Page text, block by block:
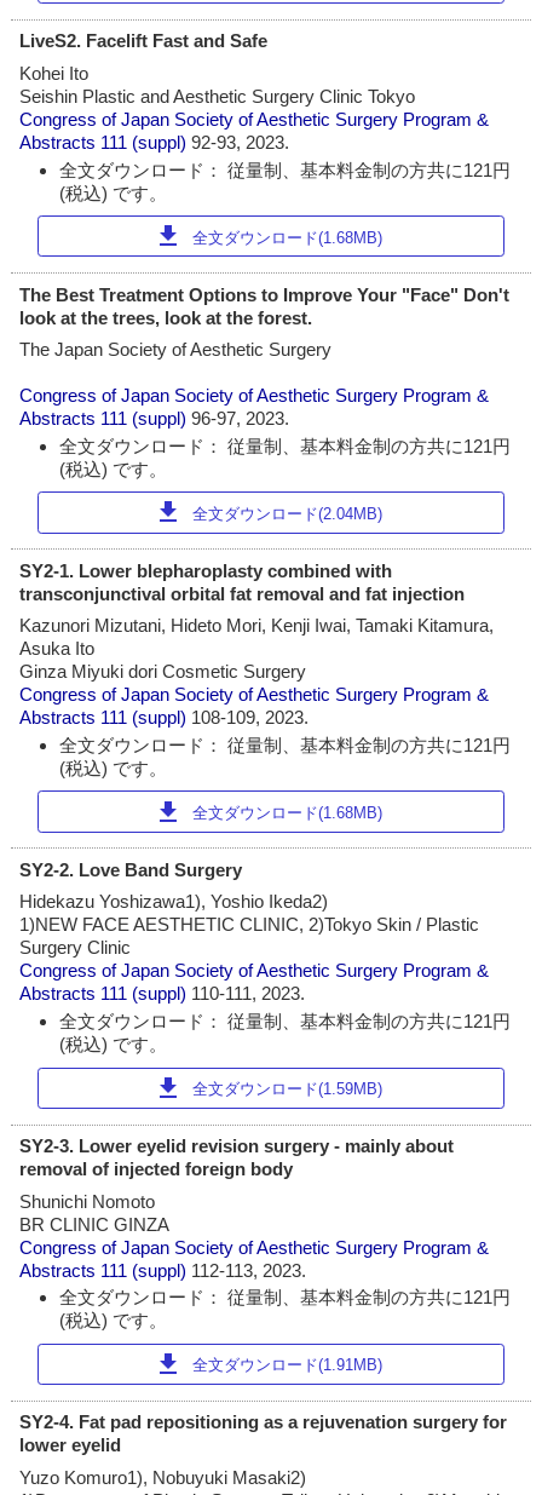
LiveS2. Facelift Fast and Safe
Kohei Ito
Seishin Plastic and Aesthetic Surgery Clinic Tokyo
Congress of Japan Society of Aesthetic Surgery Program &
Abstracts 111 (suppl)92-93, 2023.
全文ダウンロード： 従量制、基本料金制の方共に121円
(税込) です。
download 全文ダウンロード(1.68MB)
The Best Treatment Options to Improve Your "Face" Don't
look at the trees, look at the forest.
The Japan Society of Aesthetic Surgery
Congress of Japan Society of Aesthetic Surgery Program &
Abstracts 111 (suppl)96-97, 2023.
全文ダウンロード： 従量制、基本料金制の方共に121円
(税込) です。
download 全文ダウンロード(2.04MB)
SY2-1. Lower blepharoplasty combined with
transconjunctival orbital fat removal and fat injection
Kazunori Mizutani, Hideto Mori, Kenji Iwai, Tamaki Kitamura,
Asuka Ito
Ginza Miyuki dori Cosmetic Surgery
Congress of Japan Society of Aesthetic Surgery Program &
Abstracts 111 (suppl) 108-109, 2023.
全文ダウンロード： 従量制、基本料金制の方共に121円
(税込) です。
download 全文ダウンロード(1.68MB)
SY2-2. Love Band Surgery
Hidekazu Yoshizawa1), Yoshio Ikeda2)
1)NEW FACE AESTHETIC CLINIC, 2)Tokyo Skin / Plastic
Surgery Clinic
Congress of Japan Society of Aesthetic Surgery Program &
Abstracts 111 (suppl) 110-111, 2023.
全文ダウンロード： 従量制、基本料金制の方共に121円
(税込) です。
download 全文ダウンロード(1.59MB)
SY2-3. Lower eyelid revision surgery - mainly about
removal of injected foreign body
Shunichi Nomoto
BR CLINIC GINZA
Congress of Japan Society of Aesthetic Surgery Program &
Abstracts 111 (suppl) 112-113, 2023.
全文ダウンロード： 従量制、基本料金制の方共に121円
(税込) です。
download 全文ダウンロード(1.91MB)
SY2-4. Fat pad repositioning as a rejuvenation surgery for
lower eyelid
Yuzo Komuro1), Nobuyuki Masaki2)